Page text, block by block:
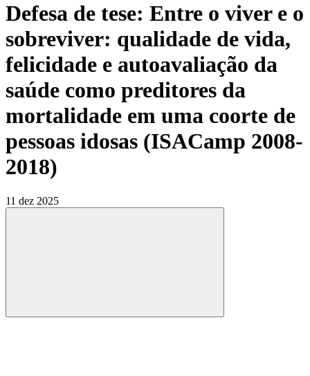
Defesa de tese: Entre o viver e o
sobreviver: qualidade de vida,
felicidade e autoavaliação da
saúde como preditores da
mortalidade em uma coorte de
pessoas idosas (ISACamp 2008-
2018)
11 dez 2025
Compartilhar